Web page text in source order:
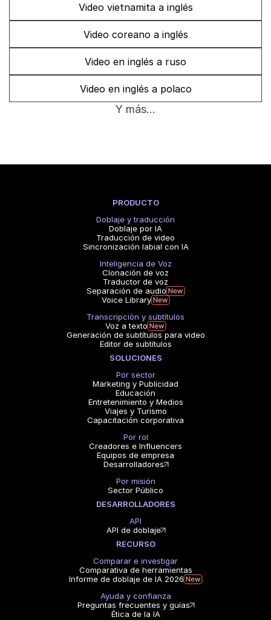
Video vietnamita a inglés
Video coreano a inglés
Video en inglés a ruso
Video en inglés a polaco
Y más...
PRODUCTO
Doblaje y traducción
Doblaje por IA
Traducción de video
Sincronización labial con IA
Inteligencia de Voz
Clonación de voz
Traductor de voz
Separación de audio
Voice Library
Transcripción y subtítulos
Voz a texto
Generación de subtítulos para video
Editor de subtítulos
SOLUCIONES
Por sector
Marketing y Publicidad
Educación
Entretenimiento y Medios
Viajes y Turismo
Capacitación corporativa
Por rol
Creadores e Influencers
Equipos de empresa
Desarrolladores
Por misión
Sector Público
DESARROLLADORES
API
API de doblaje
RECURSO
Comparar e investigar
Comparativa de herramientas
Informe de doblaje de IA 2026
Ayuda y confianza
Preguntas frecuentes y guías
Ética de la IA